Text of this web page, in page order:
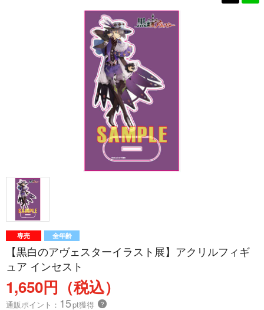
専売 全年齢
【黒白のアヴェスターイラスト展】アクリルフィギ
ュア インセスト
1,650円（税込）
通販ポイント： 15pt獲得 ？